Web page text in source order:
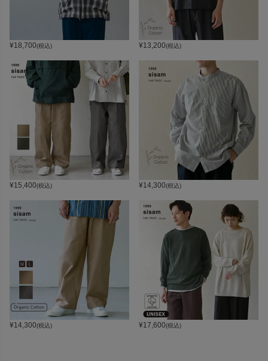
¥18,700(税込) ¥13,200(税込)
¥15,400(税込) ¥14,300(税込)
¥14,300(税込) ¥17,600(税込)